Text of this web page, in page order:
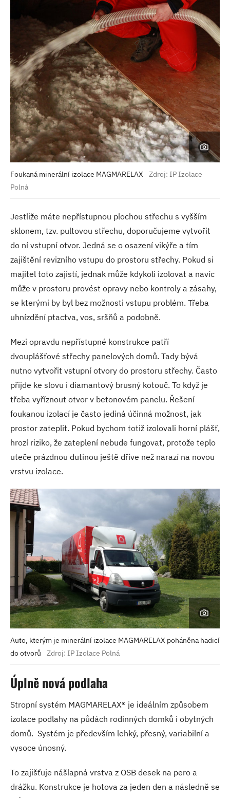
Foukaná minerální izolace MAGMARELAX
Zdroj: IP Izolace
Polná
Jestliže máte nepřístupnou plochou střechu s vyšším
sklonem, tzv. pultovou střechu, doporučujeme vytvořit
do ní vstupní otvor. Jedná se o osazení vikýře a tím
zajištění revizního vstupu do prostoru střechy. Pokud si
majitel toto zajistí, jednak může kdykoli izolovat a navíc
může v prostoru provést opravy nebo kontroly a zásahy,
se kterými by byl bez možnosti vstupu problém. Třeba
uhnízdění ptactva, vos, sršňů a podobně.
Mezi opravdu nepřístupné konstrukce patří
dvouplášťové střechy panelových domů. Tady bývá
nutno vytvořit vstupní otvory do prostoru střechy. Často
přijde ke slovu i diamantový brusný kotouč. To když je
třeba vyříznout otvor v betonovém panelu. Řešení
foukanou izolací je často jediná účinná možnost, jak
prostor zateplit. Pokud bychom totiž izolovali horní plášť,
hrozí riziko, že zateplení nebude fungovat, protože teplo
uteče prázdnou dutinou ještě dříve než narazí na novou
vrstvu izolace.
Auto, kterým je minerální izolace MAGMARELAX poháněna hadicí
do otvorů
Zdroj: IP Izolace Polná
Úplně nová podlaha
Stropní systém MAGMARELAX® je ideálním způsobem
izolace podlahy na půdách rodinných domků i obytných
domů. Systém je především lehký, přesný, variabilní a
vysoce únosný.
To zajišťuje nášlapná vrstva z OSB desek na pero a
drážku. Konstrukce je hotova za jeden den a následně se